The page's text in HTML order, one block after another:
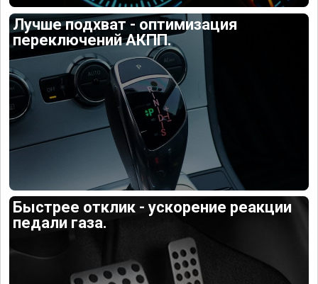
Лучше подхват - оптимизация
переключений АКПП.
Быстрее отклик - ускорение реакции
педали газа.